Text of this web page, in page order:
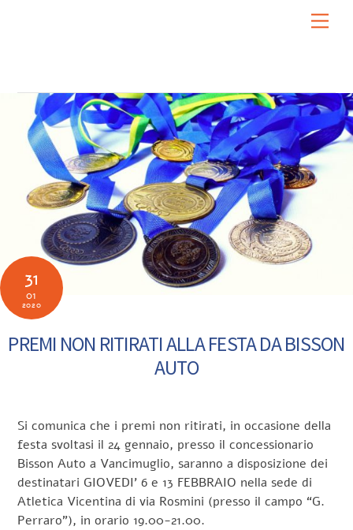
31
01
2020
PREMI NON RITIRATI ALLA FESTA DA BISSON
AUTO
Si comunica che i premi non ritirati, in occasione della
festa svoltasi il 24 gennaio, presso il concessionario
Bisson Auto a Vancimuglio, saranno a disposizione dei
destinatari GIOVEDI’ 6 e 13 FEBBRAIO nella sede di
Atletica Vicentina di via Rosmini (presso il campo “G.
Perraro”), in orario 19.00-21.00.